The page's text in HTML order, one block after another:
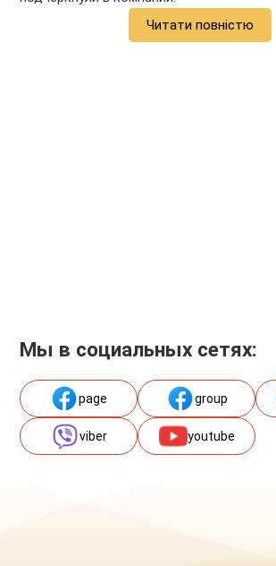
Читати повністю
Мы в социальных сетях:
page group
viber youtube